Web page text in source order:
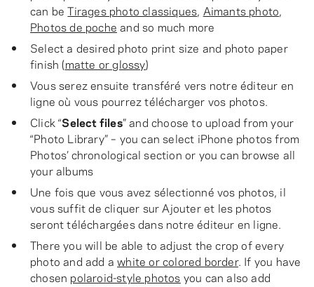
can beTirages photo classiques, Aimants photo,
Photos de poche and so much more
Select a desired photo print size and photo paper
finish (matte or glossy)
Vous serez ensuite transféré vers notre éditeur en
ligne où vous pourrez télécharger vos photos.
Click “Select files” and choose to upload from your
“Photo Library” – you can select iPhone photos from
Photos’ chronological section or you can browse all
your albums
Une fois que vous avez sélectionné vos photos, il
vous suffit de cliquer sur Ajouter et les photos
seront téléchargées dans notre éditeur en ligne.
There you will be able to adjust the crop of every
photo and add awhite or colored border. If you have
chosen polaroid-style photos you can also add